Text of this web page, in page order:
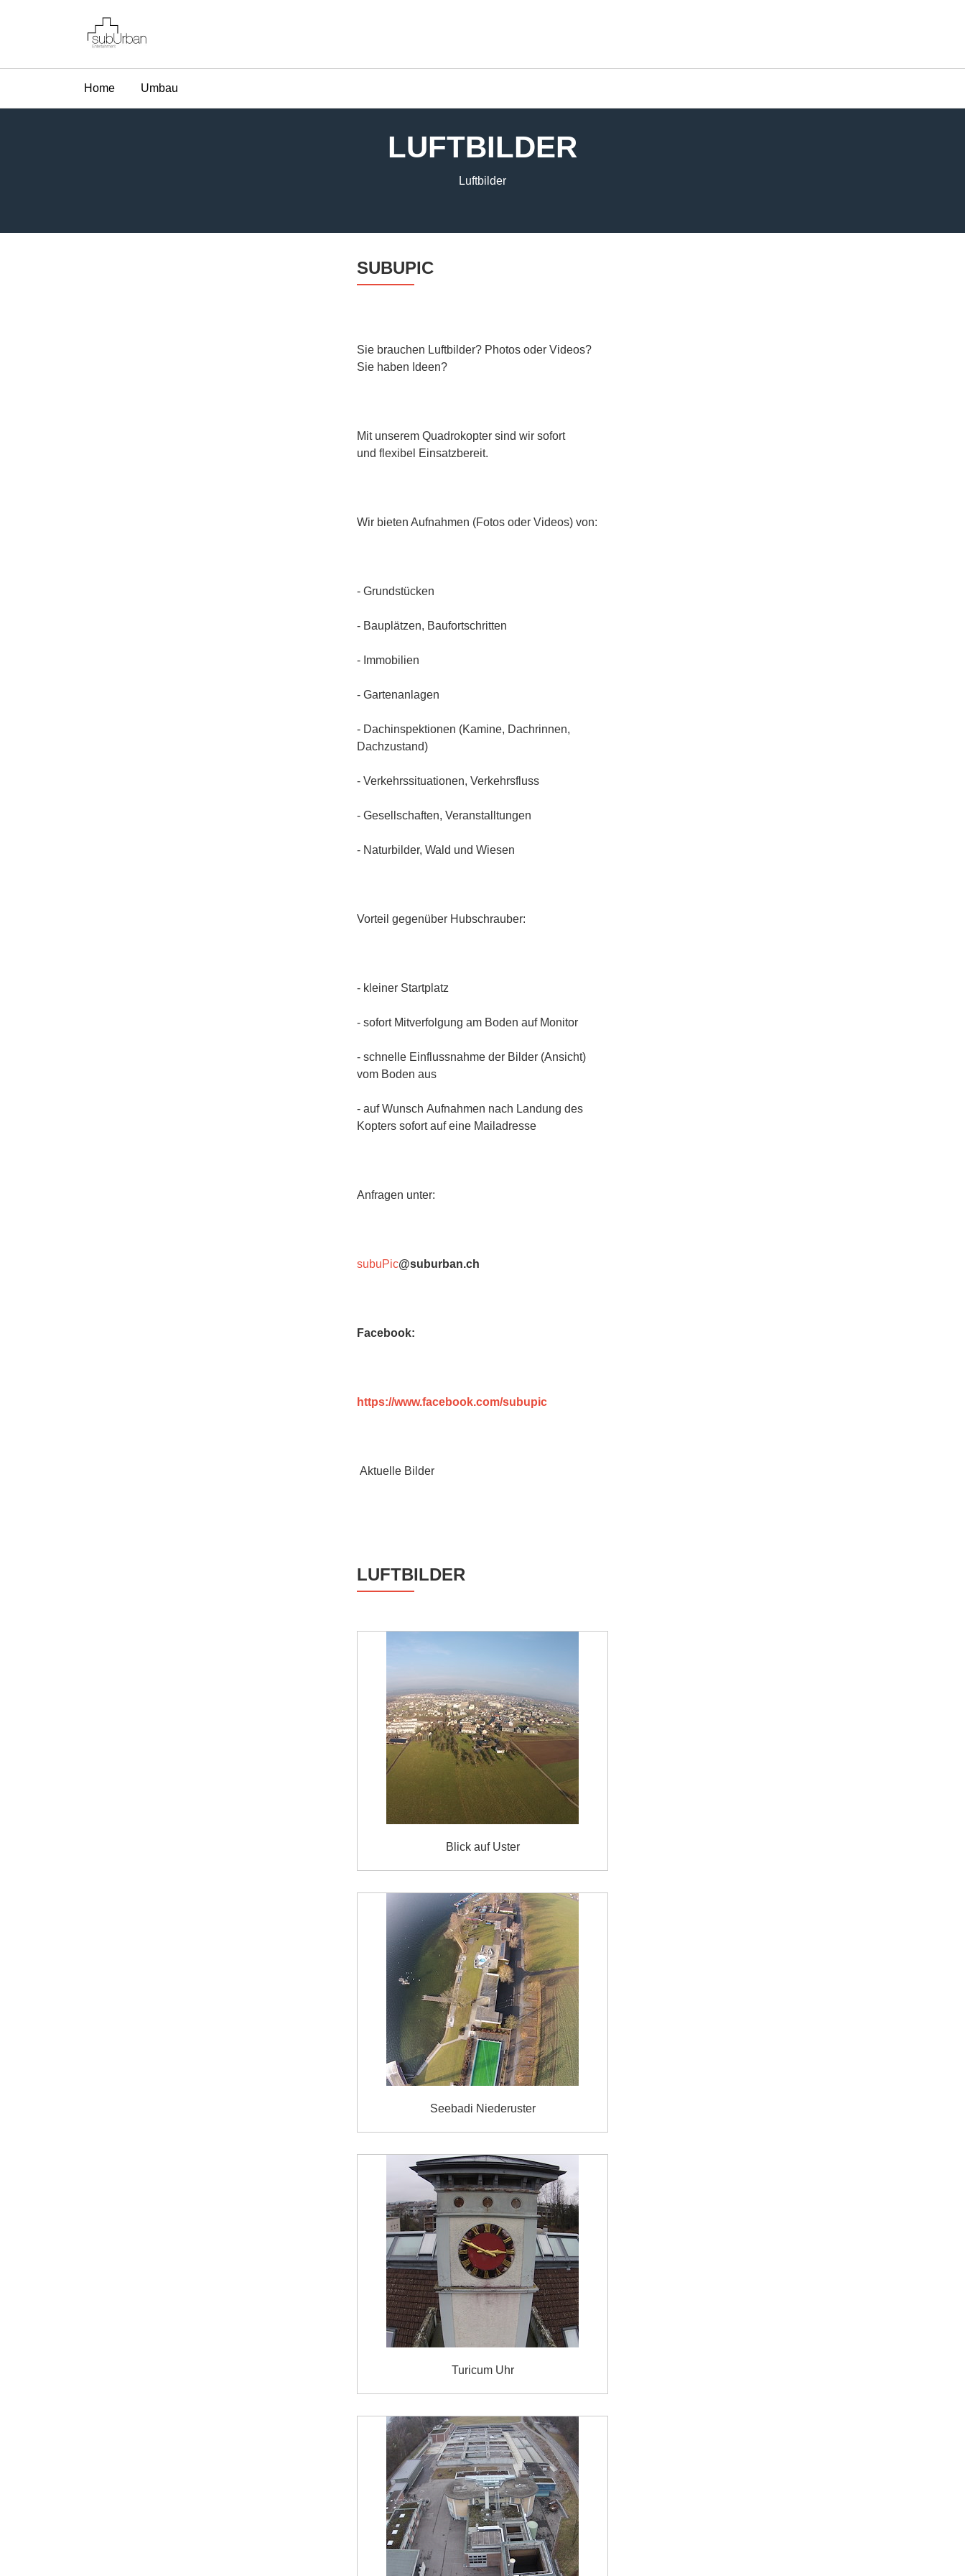
Home Umbau
LUFTBILDER
Luftbilder
SUBUPIC
Sie brauchen Luftbilder? Photos oder Videos?
Sie haben Ideen?
Mit unserem Quadrokopter sind wir sofort
und flexibel Einsatzbereit.
Wir bieten Aufnahmen (Fotos oder Videos) von:
- Grundstücken
- Bauplätzen, Baufortschritten
- Immobilien
- Gartenanlagen
- Dachinspektionen (Kamine, Dachrinnen,
Dachzustand)
- Verkehrssituationen, Verkehrsfluss
- Gesellschaften, Veranstalltungen
- Naturbilder, Wald und Wiesen
Vorteil gegenüber Hubschrauber:
- kleiner Startplatz
- sofort Mitverfolgung am Boden auf Monitor
- schnelle Einflussnahme der Bilder (Ansicht)
vom Boden aus
- auf Wunsch Aufnahmen nach Landung des
Kopters sofort auf eine Mailadresse
Anfragen unter:
subuPic@suburban.ch
Facebook:
https://www.facebook.com/subupic
Aktuelle Bilder
LUFTBILDER
Blick auf Uster
Seebadi Niederuster
Turicum Uhr